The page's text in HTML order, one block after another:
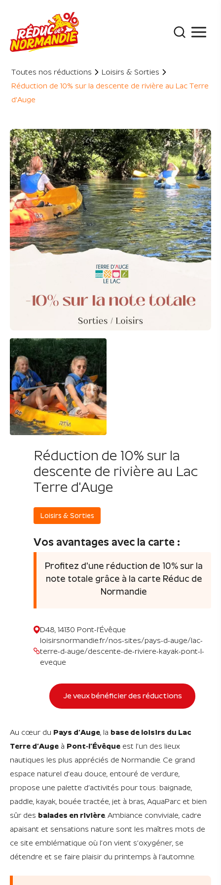
Toutes nos réductions
Loisirs & Sorties
Réduction de 10% sur la descente de rivière au Lac Terre
d'Auge
Réduction de 10% sur la
descente de rivière au Lac
Terre d'Auge
Loisirs & Sorties
Vos avantages avec la carte :
Profitez d'une réduction de 10% sur la
note totale grâce à la carte Réduc de
Normandie
D48, 14130 Pont-l'Évêque
loisirsnormandie.fr/nos-sites/pays-d-auge/lac-
terre-d-auge/descente-de-riviere-kayak-pont-l-
eveque
Je veux bénéficier des réductions
Au cœur du Pays d’Auge , la base de loisirs du Lac
Terre d’Auge à Pont‑l’Évêque est l’un des lieux
nautiques les plus appréciés de Normandie. Ce grand
espace naturel d’eau douce, entouré de verdure,
propose une palette d’activités pour tous : baignade,
paddle, kayak, bouée tractée, jet à bras, AquaParc et bien
sûr des balades en rivière . Ambiance conviviale, cadre
apaisant et sensations nature sont les maîtres mots de
ce site emblématique où l’on vient s’oxygéner, se
détendre et se faire plaisir du printemps à l’automne.